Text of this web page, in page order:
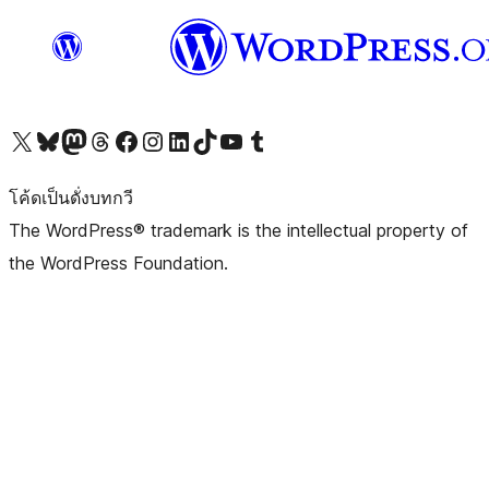
Visit our X (formerly Twitter) account
Visit our Bluesky account
Visit our Mastodon account
Visit our Threads account
Visit our Facebook pageVisit our Instagram account
Visit our LinkedIn account
Visit our TikTok account
Visit our YouTube channel
Visit our Tumblr account
โค้ดเป็นดั่งบทกวี
The WordPress® trademark is the intellectual property of
the WordPress Foundation.